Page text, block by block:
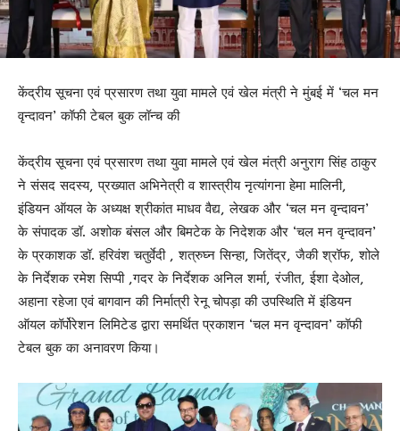
केंद्रीय सूचना एवं प्रसारण तथा युवा मामले एवं खेल मंत्री ने मुंबई में ‘चल मन
वृन्दावन’ कॉफी टेबल बुक लॉन्च की
केंद्रीय सूचना एवं प्रसारण तथा युवा मामले एवं खेल मंत्री अनुराग सिंह ठाकुर
ने संसद सदस्य, प्रख्यात अभिनेत्री व शास्त्रीय नृत्यांगना हेमा मालिनी,
इंडियन ऑयल के अध्यक्ष श्रीकांत माधव वैद्य, लेखक और ‘चल मन वृन्दावन’
के संपादक डॉ. अशोक बंसल और बिमटेक के निदेशक और ‘चल मन वृन्दावन’
के प्रकाशक डॉ. हरिवंश चतुर्वेदी , शत्रुघ्न सिन्हा, जितेंद्र, जैकी श्रॉफ, शोले
के निर्देशक रमेश सिप्पी ,गदर के निर्देशक अनिल शर्मा, रंजीत, ईशा देओल,
अहाना रहेजा एवं बागवान की निर्मात्री रेनू चोपड़ा की उपस्थिति में इंडियन
ऑयल कॉर्पोरेशन लिमिटेड द्वारा समर्थित प्रकाशन ‘चल मन वृन्दावन’ कॉफी
टेबल बुक का अनावरण किया।